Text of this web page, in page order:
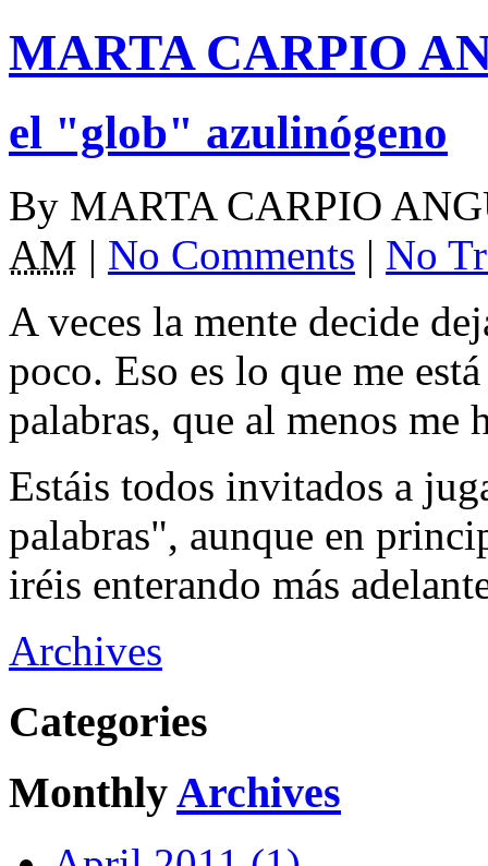
MARTA CARPIO
el "glob" azulinógeno
By MARTA CARPIO
AM | No Comments | No
A veces la mente decide
poco. Eso es lo que me
palabras, que al menos me
Estáis todos invitados a
palabras", aunque en
iréis enterando más
Archives
Categories
MonthlyArchives